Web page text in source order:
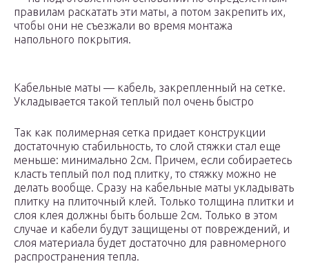
правилам раскатать эти маты, а потом закрепить их,
чтобы они не съезжали во время монтажа
напольного покрытия.
Кабельные маты — кабель, закрепленный на сетке.
Укладывается такой теплый пол очень быстро
Так как полимерная сетка придает конструкции
достаточную стабильность, то слой стяжки стал еще
меньше: минимально 2см. Причем, если собираетесь
класть теплый пол под плитку, то стяжку можно не
делать вообще. Сразу на кабельные маты укладывать
плитку на плиточный клей. Только толщина плитки и
слоя клея должны быть больше 2см. Только в этом
случае и кабели будут защищены от повреждений, и
слоя материала будет достаточно для равномерного
распространения тепла.